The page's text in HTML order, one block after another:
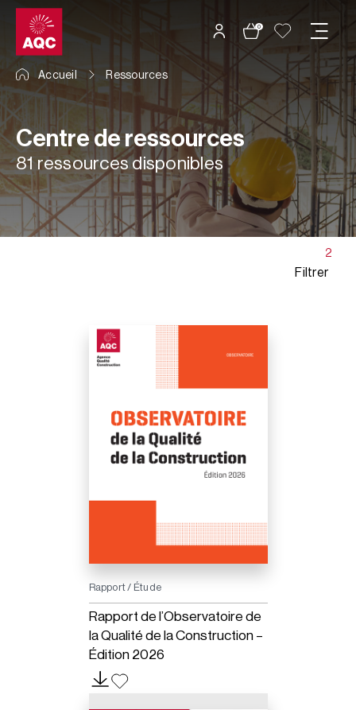
Panneau de gestion des cookies
0
Accueil Ressources
Centre de ressources
81 ressources disponibles
Filtrer
2
Rapport / Étude
Rapport de l’Observatoire de
la Qualité de la Construction –
Édition 2026